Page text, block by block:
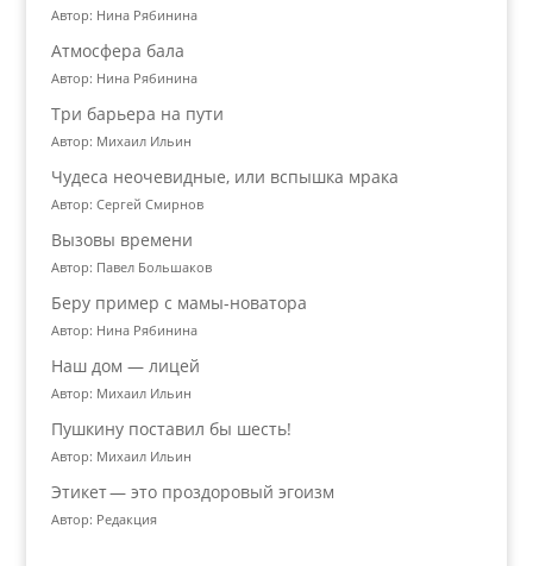
Автор: Нина Рябинина
Атмосфера бала
Автор: Нина Рябинина
Три барьера на пути
Автор: Михаил Ильин
Чудеса неочевидные, или вспышка мрака
Автор: Сергей Смирнов
Вызовы времени
Автор: Павел Большаков
Беру пример с мамы-новатора
Автор: Нина Рябинина
Наш дом — лицей
Автор: Михаил Ильин
Пушкину поставил бы шесть!
Автор: Михаил Ильин
Этикет — это проздоровый эгоизм
Автор: Редакция